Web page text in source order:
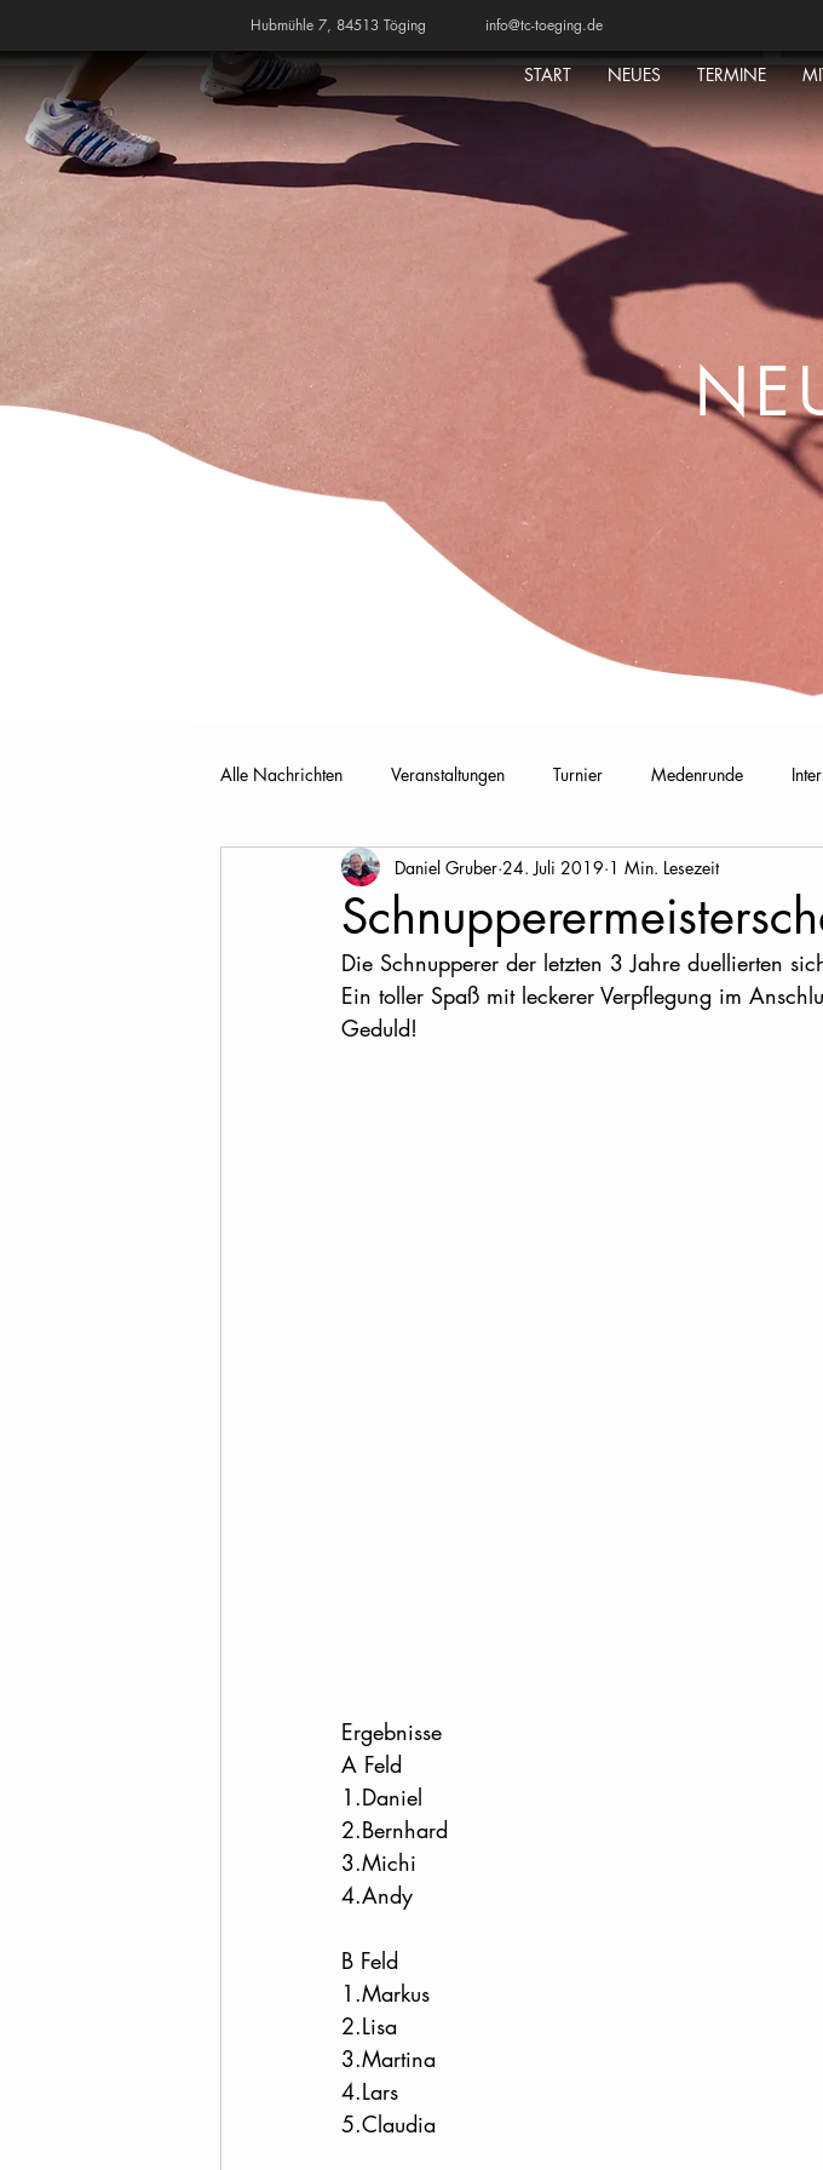
START NEUES TERMINE
Hubmühle 7, 84513 Töging info@tc-toeging.de
Alle Nachrichten Veranstaltungen Turnier Medenrunde
Daniel Gruber 24. Juli 2019 1 Min. Lesezeit
Die Schnupperer der letzten 3 Jahre duellierten
Ein toller Spaß mit leckerer Verpflegung im
Geduld!
Ergebnisse
A Feld
1.Daniel
2.Bernhard
3.Michi
4.Andy
B Feld
1.Markus
2.Lisa
3.Martina
4.Lars
5.Claudia